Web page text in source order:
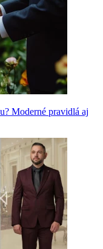
Moderné pravidlá aj